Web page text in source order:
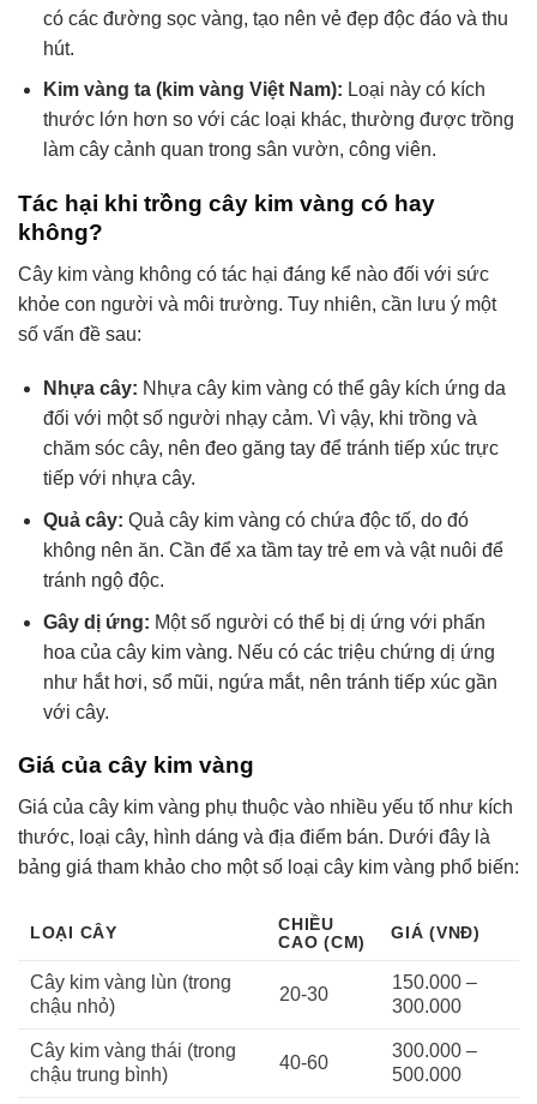
có các đường sọc vàng, tạo nên vẻ đẹp độc đáo và thu
hút.
Kim vàng ta (kim vàng Việt Nam): Loại này có kích
thước lớn hơn so với các loại khác, thường được trồng
làm cây cảnh quan trong sân vườn, công viên.
Tác hại khi trồng cây kim vàng có hay
không?
Cây kim vàng không có tác hại đáng kể nào đối với sức
khỏe con người và môi trường. Tuy nhiên, cần lưu ý một
số vấn đề sau:
Nhựa cây: Nhựa cây kim vàng có thể gây kích ứng da
đối với một số người nhạy cảm. Vì vậy, khi trồng và
chăm sóc cây, nên đeo găng tay để tránh tiếp xúc trực
tiếp với nhựa cây.
Quả cây: Quả cây kim vàng có chứa độc tố, do đó
không nên ăn. Cần để xa tầm tay trẻ em và vật nuôi để
tránh ngộ độc.
Gây dị ứng: Một số người có thể bị dị ứng với phấn
hoa của cây kim vàng. Nếu có các triệu chứng dị ứng
như hắt hơi, sổ mũi, ngứa mắt, nên tránh tiếp xúc gần
với cây.
Giá của cây kim vàng
Giá của cây kim vàng phụ thuộc vào nhiều yếu tố như kích
thước, loại cây, hình dáng và địa điểm bán. Dưới đây là
bảng giá tham khảo cho một số loại cây kim vàng phổ biến:
LOẠI CÂY
CHIỀU
CAO (CM)
GIÁ (VNĐ)
Cây kim vàng lùn (trong
chậu nhỏ)
20-30
150.000 –
300.000
Cây kim vàng thái (trong
chậu trung bình)
40-60
300.000 –
500.000